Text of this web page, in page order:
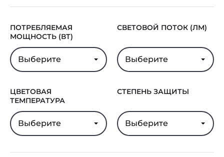
ПОТРЕБЛЯЕМАЯ
МОЩНОСТЬ (ВТ)
Выберите
СВЕТОВОЙ ПОТОК (ЛМ)
Выберите
ЦВЕТОВАЯ
ТЕМПЕРАТУРА
Выберите
СТЕПЕНЬ ЗАЩИТЫ
Выберите